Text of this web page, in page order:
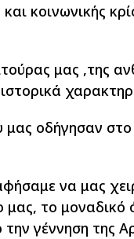
κοινωνικής
μας ,της
οδήγησαν
να μας
το μοναδικό
γέννηση της